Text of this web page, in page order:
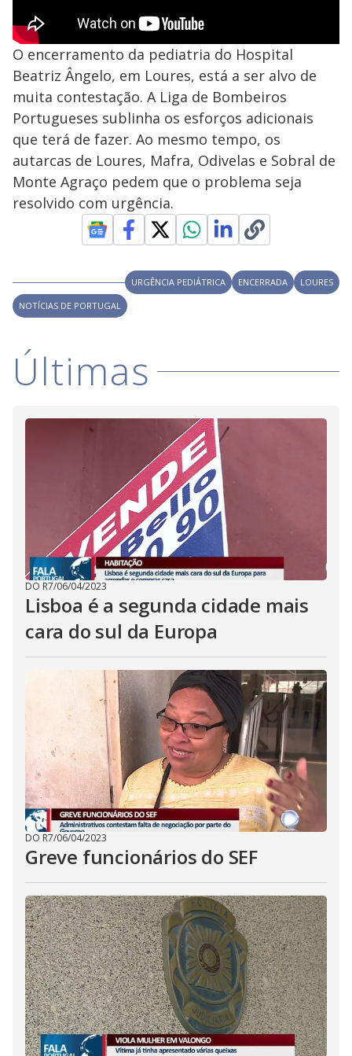
O encerramento da pediatria do Hospital
Beatriz Ângelo, em Loures, está a ser alvo de
muita contestação. A Liga de Bombeiros
Portugueses sublinha os esforços adicionais
que terá de fazer. Ao mesmo tempo, os
autarcas de Loures, Mafra, Odivelas e Sobral de
Monte Agraço pedem que o problema seja
resolvido com urgência.
URGÊNCIA PEDIÁTRICA ENCERRADA
LOURES
NOTÍCIAS DE PORTUGAL
Últimas
DO R7/06/04/2023
Lisboa é a segunda cidade mais
cara do sul da Europa
DO R7/06/04/2023
Greve funcionários do SEF